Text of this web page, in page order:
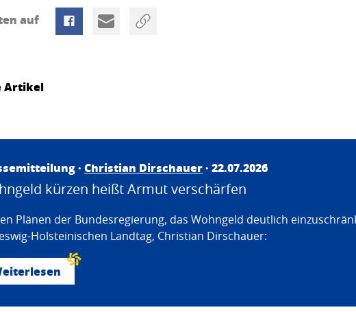
auf
Artikel
· Christian Dirschauer· 22.07.2026
kürzen heißt Armut verschärfen
Plänen der Bundesregierung, das Wohngeld deutlich
Holsteinischen Landtag, Christian Dirschauer: